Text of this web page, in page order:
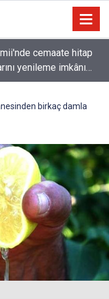
cemaate hitap
yenileme imkânı
birkaç damla